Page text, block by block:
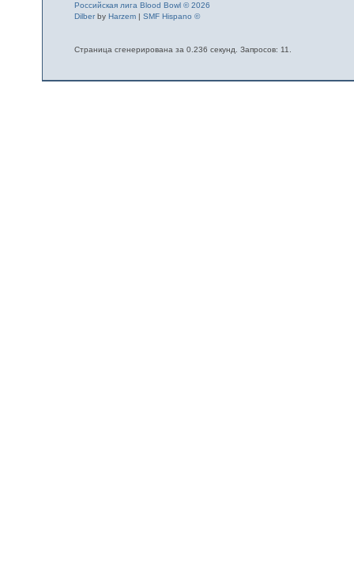
Российская лига Blood Bowl © 2026
Dilberby Harzem| SMF Hispano ©
Страница сгенерирована за 0.236 секунд. Запросов: 11.